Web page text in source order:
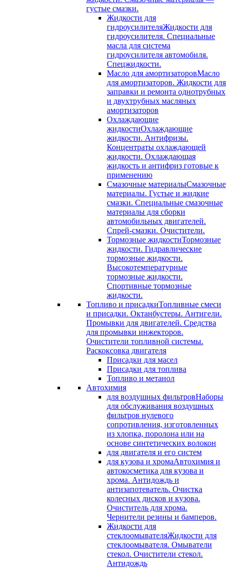
густые смазки.
Жидкости для
гидроусилителяЖидкости для
гидроусилителя. Специальные
масла для система
гидроусилителя автомобиля.
Спецжидкости.
Масло для амортизаторовМасло
для амортизаторов. Жидкости для
заправки и ремонта однотрубных
и двухтрубных масляных
амортизаторов
Охлаждающие
жидкостиОхлаждающие
жидкости. Антифризы.
Концентраты охлаждающей
жидкости. Охлаждающая
жидкость и антифриз готовые к
применению
Смазочные материалыСмазочные
материалы. Густые и жидкие
смазки. Специальные смазочные
материалы для сборки
автомобильных двигателей.
Спрей-смазки. Очистители.
Тормозные жидкостиТормозные
жидкости. Гидравлические
тормозные жидкости.
Высокотемпературные
тормозные жидкости.
Спортивные тормозные
жидкости.
Топливо и присадкиТопливные смеси
и присадки. Октанбустеры. Антигели.
Промывки для двигателей. Средства
для промывки инжекторов.
Очистители топливной системы.
Раскоксовка двигателя
Присадки для масел
Присадки для топлива
Топливо и метанол
Автохимия
для воздушных фильтровНаборы
для обслуживания воздушных
фильтров нулевого
сопротивления, изготовленных
из хлопка, поролона или на
основе синтетических волокон
для двигателя и его систем
для кузова и хромаАвтохимия и
автокосметика для кузова и
хрома. Антидождь и
антизапотеватель. Очистка
колесных дисков и кузова.
Очиститель для хрома.
Чернители резины и бамперов.
Жидкости для
стеклоомывателяЖидкости для
стеклоомывателя. Омыватели
стекол. Очистители стекол.
Антидождь